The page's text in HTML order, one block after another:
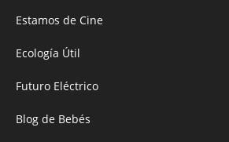
Estamos de Cine
Ecología Útil
Futuro Eléctrico
Blog de Bebés